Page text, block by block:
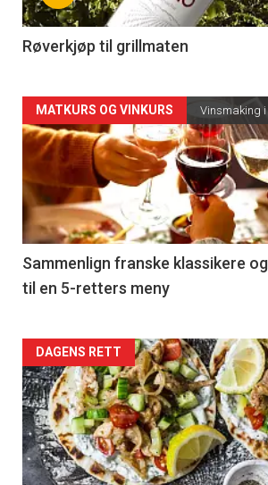
-
4
Røverkjøp til grillmaten
Forsiden
akkurat
nå
-
5
MATKURS OG VINKURS Vinsmaking i
Sammenlign franske klassikere
til en 5-retters meny
Forsiden
akkurat
nå
-
DAGENS RETT